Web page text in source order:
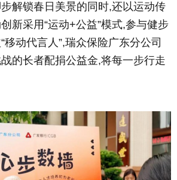
解锁春日美景的同时,还以运动传
新采用“运动+公益”模式,参与健步
移动代言人”,瑞众保险广东分公司
的长者配捐公益金,将每一步行走